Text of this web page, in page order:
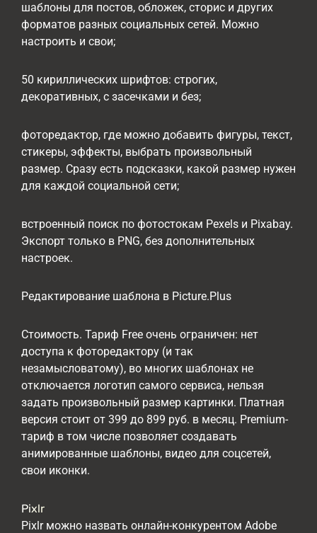
шаблоны для постов, обложек, сторис и других
форматов разных социальных сетей. Можно
настроить и свои;
50 кириллических шрифтов: строгих,
декоративных, с засечками и без;
фоторедактор, где можно добавить фигуры, текст,
стикеры, эффекты, выбрать произвольный
размер. Сразу есть подсказки, какой размер нужен
для каждой социальной сети;
встроенный поиск по фотостокам Pexels и Pixabay.
Экспорт только в PNG, без дополнительных
настроек.
Редактирование шаблона в Picture.Plus
Стоимость. Тариф Free очень ограничен: нет
доступа к фоторедактору (и так
незамысловатому), во многих шаблонах не
отключается логотип самого сервиса, нельзя
задать произвольный размер картинки. Платная
версия стоит от 399 до 899 руб. в месяц. Premium-
тариф в том числе позволяет создавать
анимированные шаблоны, видео для соцсетей,
свои иконки.
Pixlr
Pixlr можно назвать онлайн-конкурентом Adobe